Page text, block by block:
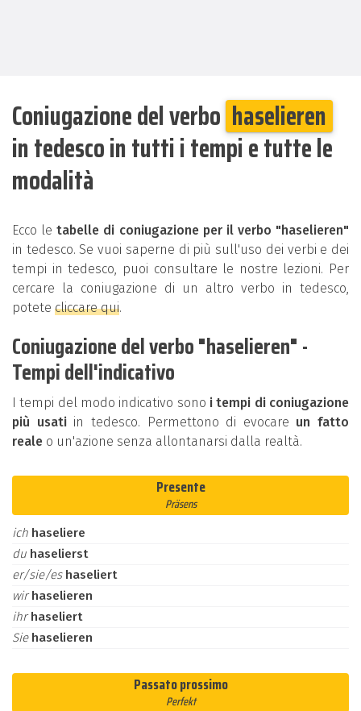
Coniugazione del verbo haselieren
in tedesco in tutti i tempi e tutte le
modalità
Ecco letabelle di coniugazione per il verbo "haselieren"
in tedesco. Se vuoi saperne di più sull'uso dei verbi e dei
tempi in tedesco, puoi consultare le nostre lezioni. Per
cercare la coniugazione di un altro verbo in tedesco,
potete cliccare qui.
Coniugazione del verbo "haselieren" -
Tempi dell'indicativo
I tempi del modo indicativo sono i tempi di coniugazione
più usati in tedesco. Permettono di evocare un fatto
reale o un'azione senza allontanarsi dalla realtà.
Presente
Präsens
ich haseliere
du haselierst
er/sie/es haseliert
wirhaselieren
ihrhaseliert
Sie haselieren
Passato prossimo
Perfekt